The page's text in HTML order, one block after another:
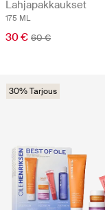
Lahjapakkaukset
175 ML
30 € 60 €
30% Tarjous